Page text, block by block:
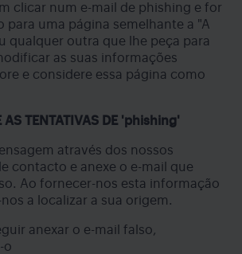
clicar num e-mail de phishing e for
para uma página semelhante a "A
qualquer outra que lhe peça para
as suas informações
e considere essa página como
TENTATIVAS DE 'phishing'
através dos nossos
contacto e anexe o e-mail que
Ao fornecer-nos esta informação
a localizar a sua origem.
anexar o e-mail falso,
o